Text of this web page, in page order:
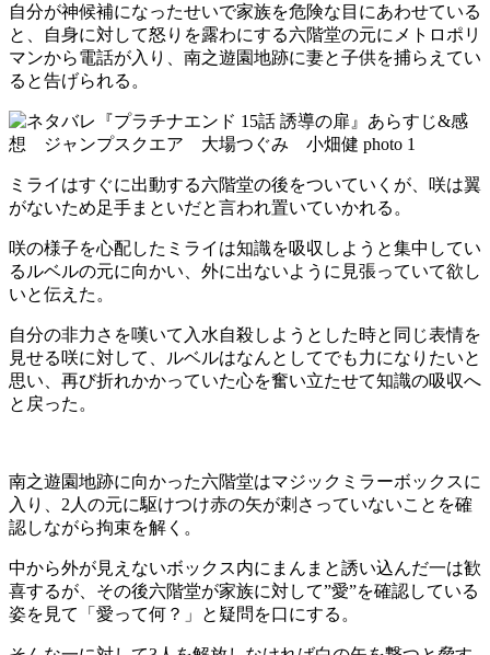
自分が神候補になったせいで家族を危険な目にあわせている
と、自身に対して怒りを露わにする六階堂の元にメトロポリ
マンから電話が入り、南之遊園地跡に妻と子供を捕らえてい
ると告げられる。
ミライはすぐに出動する六階堂の後をついていくが、咲は翼
がないため足手まといだと言われ置いていかれる。
咲の様子を心配したミライは知識を吸収しようと集中してい
るルベルの元に向かい、外に出ないように見張っていて欲し
いと伝えた。
自分の非力さを嘆いて入水自殺しようとした時と同じ表情を
見せる咲に対して、ルベルはなんとしてでも力になりたいと
思い、再び折れかかっていた心を奮い立たせて知識の吸収へ
と戻った。
南之遊園地跡に向かった六階堂はマジックミラーボックスに
入り、2人の元に駆けつけ赤の矢が刺さっていないことを確
認しながら拘束を解く。
中から外が見えないボックス内にまんまと誘い込んだ一は歓
喜するが、その後六階堂が家族に対して”愛”を確認している
姿を見て「愛って何？」と疑問を口にする。